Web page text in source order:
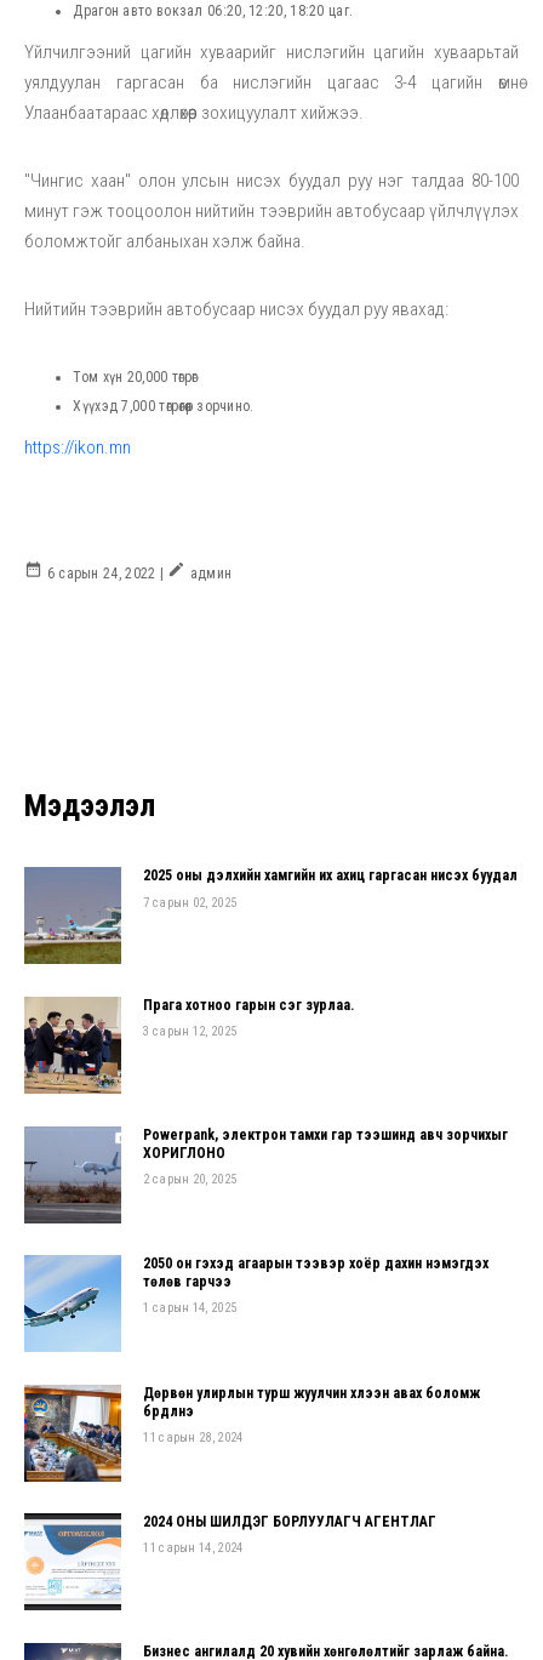
Драгон авто вокзал 06:20, 12:20, 18:20 цаг.
Үйлчилгээний цагийн хуваарийг нислэгийн цагийн хуваарьтай
уялдуулан гаргасан ба нислэгийн цагаас 3-4 цагийн өмнө
Улаанбаатараас хөдлөхөөр зохицуулалт хийжээ.
"Чингис хаан" олон улсын нисэх буудал руу нэг талдаа 80-100
минут гэж тооцоолон нийтийн тээврийн автобусаар үйлчлүүлэх
боломжтойг албаныхан хэлж байна.
Нийтийн тээврийн автобусаар нисэх буудал руу явахад:
Том хүн 20,000 төгрөг
Хүүхэд 7,000 төгрөгөөр зорчино.
https://ikon.mn
date_range 6 сарын 24, 2022 | create админ
Мэдээлэл
2025 оны дэлхийн хамгийн их ахиц гаргасан нисэх буудал
7 сарын 02, 2025
Прага хотноо гарын үсэг зурлаа.
3 сарын 12, 2025
Powerpank, электрон тамхи гар тээшинд авч зорчихыг
ХОРИГЛОНО
2 сарын 20, 2025
2050 он гэхэд агаарын тээвэр хоёр дахин нэмэгдэх
төлөв гарчээ
1 сарын 14, 2025
Дөрвөн улирлын турш жуулчин хүлээн авах боломж
бүрдүүлнэ
11 сарын 28, 2024
2024 ОНЫ ШИЛДЭГ БОРЛУУЛАГЧ АГЕНТЛАГ
11 сарын 14, 2024
Бизнес ангилалд 20 хувийн хөнгөлөлтийг зарлаж байна.